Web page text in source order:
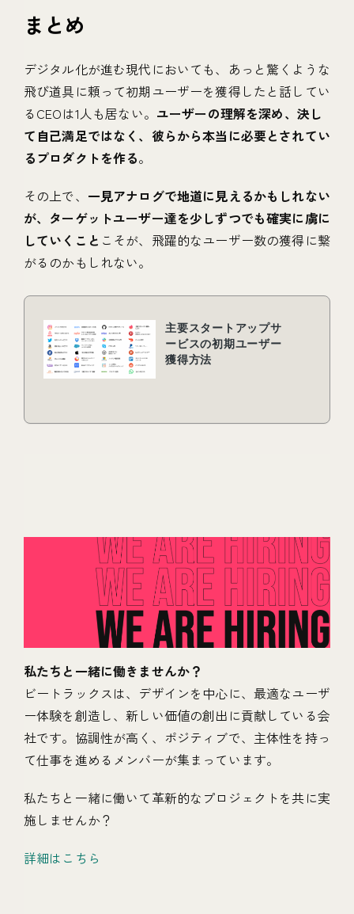
まとめ
デジタル化が進む現代においても、あっと驚くような
飛び道具に頼って初期ユーザーを獲得したと話してい
るCEOは1人も居ない。 ユーザーの理解を深め、決し
て自己満足ではなく、彼らから本当に必要とされてい
るプロダクトを作る。
その上で、 一見アナログで地道に見えるかもしれない
が、ターゲットユーザー達を少しずつでも確実に虜に
していくこと こそが、飛躍的なユーザー数の獲得に繋
がるのかもしれない。
私たちと一緒に働きませんか？
ビートラックスは、デザインを中心に、最適なユーザ
ー体験を創造し、新しい価値の創出に貢献している会
社です。協調性が高く、ポジティブで、主体性を持っ
て仕事を進めるメンバーが集まっています。
私たちと一緒に働いて革新的なプロジェクトを共に実
施しませんか？
詳細はこちら